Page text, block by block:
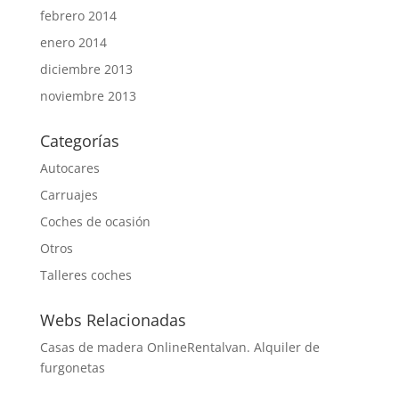
febrero 2014
enero 2014
diciembre 2013
noviembre 2013
Categorías
Autocares
Carruajes
Coches de ocasión
Otros
Talleres coches
Webs Relacionadas
Casas de madera OnlineRentalvan. Alquiler de
furgonetas